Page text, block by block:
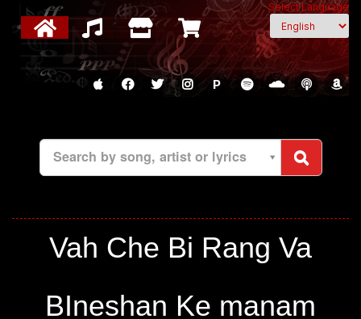
Select Language
P
Search by song, artist or lyrics
Vah Che Bi Rang Va
BIneshan Ke manam